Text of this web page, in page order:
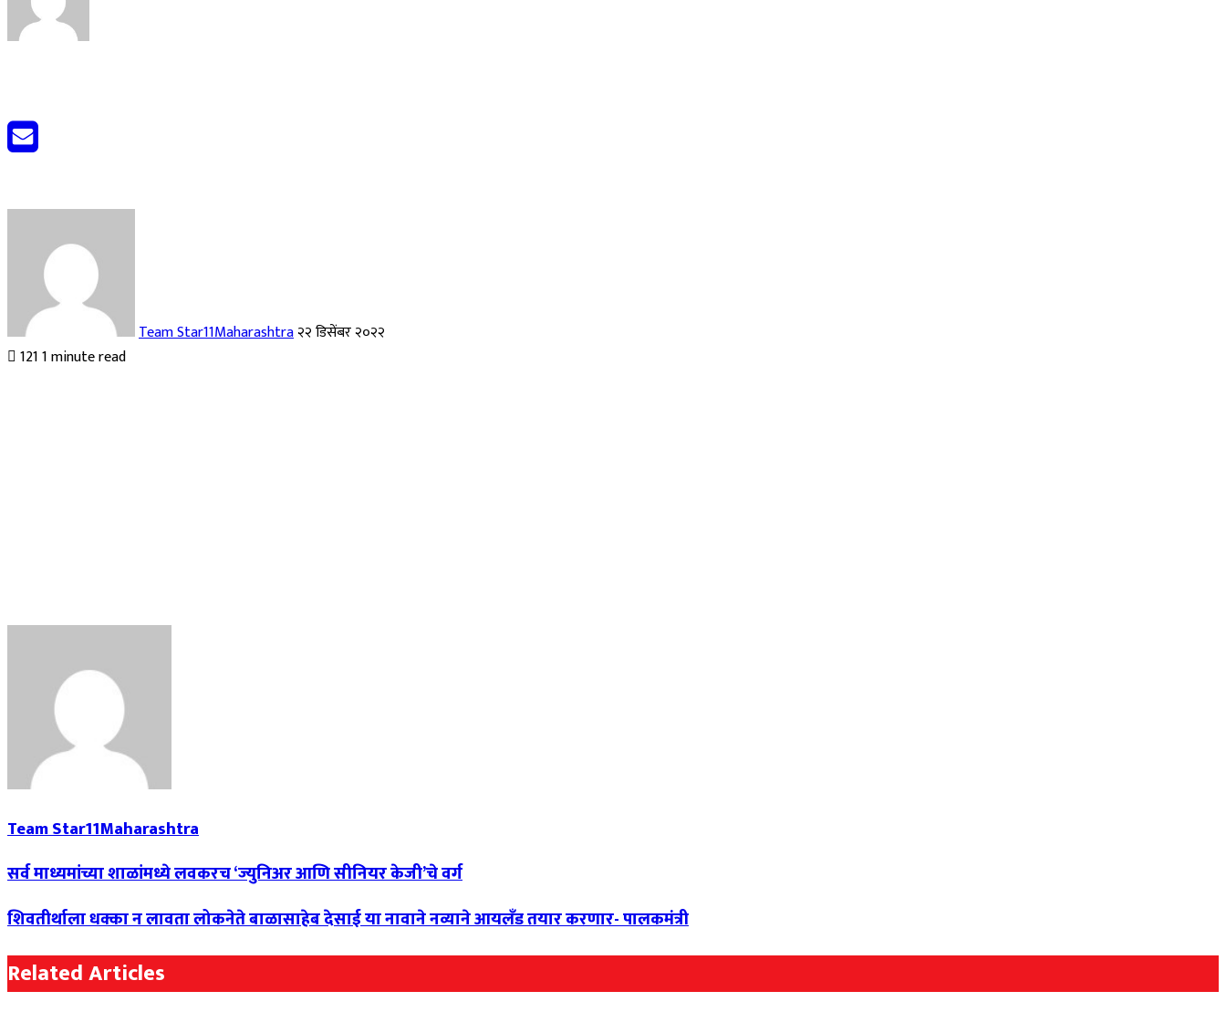
Team Star11Maharashtra२२ डिसेंबर २०२२
1211 minute read
Team Star11Maharashtra
सर्व माध्यमांच्या शाळांमध्ये लवकरच ‘ज्युनिअर आणि सीनियर केजी’चे वर्ग
शिवतीर्थाला धक्का न लावता लोकनेते बाळासाहेब देसाई या नावाने नव्याने आयलँड तयार करणार- पालकमंत्री
Related Articles